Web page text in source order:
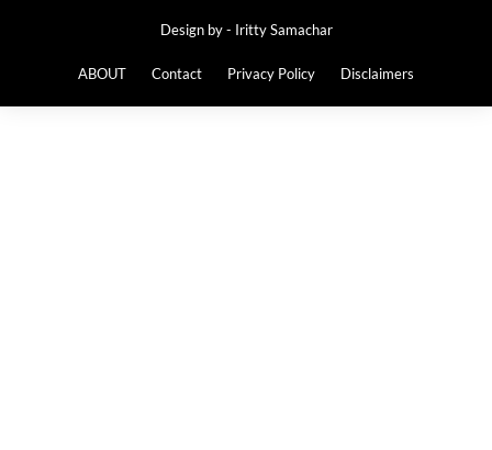
Design by - Iritty Samachar
ABOUT Contact Privacy Policy Disclaimers